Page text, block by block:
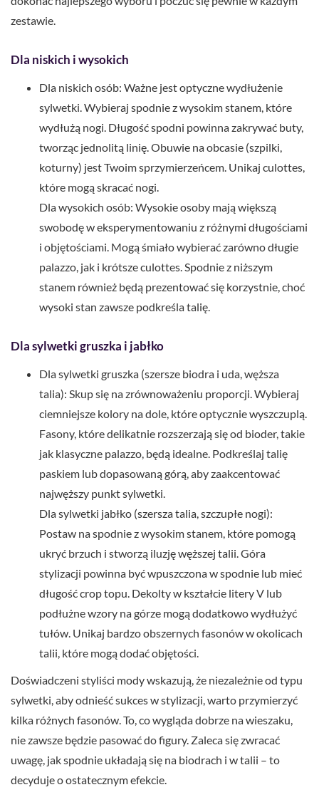
zestawie.
Dla niskich i wysokich
Dla niskich osób: Ważne jest optyczne wydłużenie
sylwetki. Wybieraj spodnie z wysokim stanem, które
wydłużą nogi. Długość spodni powinna zakrywać buty,
tworząc jednolitą linię. Obuwie na obcasie (szpilki,
koturny) jest Twoim sprzymierzeńcem. Unikaj culottes,
które mogą skracać nogi.
Dla wysokich osób: Wysokie osoby mają większą
swobodę w eksperymentowaniu z różnymi długościami
i objętościami. Mogą śmiało wybierać zarówno długie
palazzo, jak i krótsze culottes. Spodnie z niższym
stanem również będą prezentować się korzystnie, choć
wysoki stan zawsze podkreśla talię.
Dla sylwetki gruszka i jabłko
Dla sylwetki gruszka (szersze biodra i uda, węższa
talia): Skup się na zrównoważeniu proporcji. Wybieraj
ciemniejsze kolory na dole, które optycznie wyszczuplą.
Fasony, które delikatnie rozszerzają się od bioder, takie
jak klasyczne palazzo, będą idealne. Podkreślaj talię
paskiem lub dopasowaną górą, aby zaakcentować
najwęższy punkt sylwetki.
Dla sylwetki jabłko (szersza talia, szczupłe nogi):
Postaw na spodnie z wysokim stanem, które pomogą
ukryć brzuch i stworzą iluzję węższej talii. Góra
stylizacji powinna być wpuszczona w spodnie lub mieć
długość crop topu. Dekolty w kształcie litery V lub
podłużne wzory na górze mogą dodatkowo wydłużyć
tułów. Unikaj bardzo obszernych fasonów w okolicach
talii, które mogą dodać objętości.
Doświadczeni styliści mody wskazują, że niezależnie od typu
sylwetki, aby odnieść sukces w stylizacji, warto przymierzyć
kilka różnych fasonów. To, co wygląda dobrze na wieszaku,
nie zawsze będzie pasować do figury. Zaleca się zwracać
uwagę, jak spodnie układają się na biodrach i w talii – to
decyduje o ostatecznym efekcie.